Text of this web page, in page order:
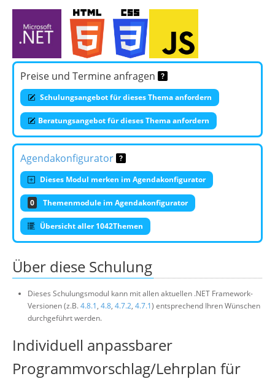
Preise und Termine anfragen
Schulungsangebot für dieses Thema anfordern
Beratungsangebot für dieses Thema anfordern
Agendakonfigurator
Dieses Modul merken im Agendakonfigurator
0 Themenmodule im Agendakonfigurator
Übersicht aller 1042Themen
Über diese Schulung
Dieses Schulungsmodul kann mit allen aktuellen .NET Framework-
Versionen (z.B.4.8.1, 4.8, 4.7.2, 4.7.1) entsprechend Ihren Wünschen
durchgeführt werden.
Individuell anpassbarer
Programmvorschlag/Lehrplan für